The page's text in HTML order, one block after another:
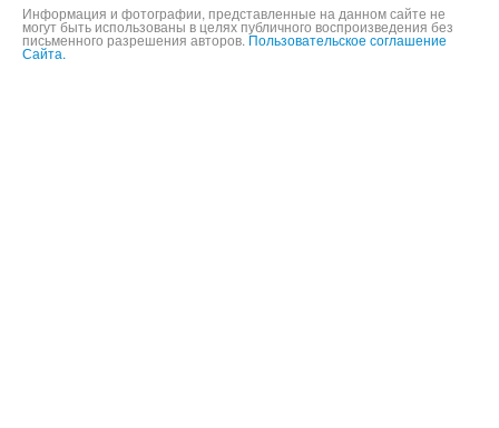
©2004-2026,ООО «Будь мобильным», 16+
Информация и фотографии, представленные на данном сайте не
могут быть использованы в целях публичного воспроизведения без